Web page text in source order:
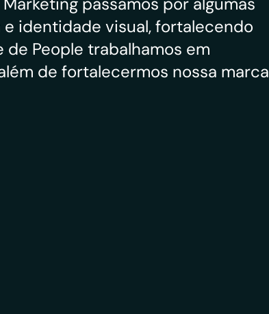
identidade visual, fortalecendo
People trabalhamos em
de fortalecermos nossa marca